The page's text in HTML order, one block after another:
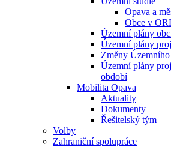
Opava a
Obce v
Územní plány
Územní plány
Změny
Územní plány
období
Mobilita Opava
Aktuality
Dokumenty
Řešitelský tým
Volby
Zahraniční spolupráce